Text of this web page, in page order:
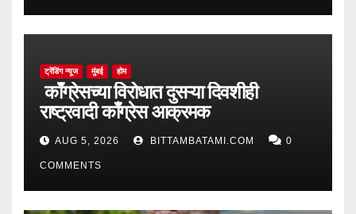
ट्रेंडिंग न्यूज मुंबई होम
काँग्रेसच्या विरोधात दुसऱ्या दिवशीही
राष्ट्रवादी काँग्रेस आक्रमक
AUG 5, 2026 BITTAMBATAMI.COM 0
COMMENTS